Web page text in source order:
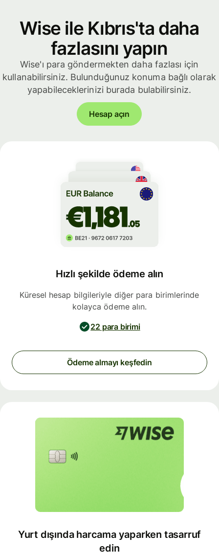
Wise ile Kıbrıs'ta daha
fazlasını yapın
Wise'ı para göndermekten daha fazlası için
kullanabilirsiniz. Bulunduğunuz konuma bağlı olarak
yapabileceklerinizi burada bulabilirsiniz.
Hesap açın
Hızlı şekilde ödeme alın
Küresel hesap bilgileriyle diğer para birimlerinde
kolayca ödeme alın.
22 para birimi
Ödeme almayı keşfedin
Yurt dışında harcama yaparken tasarruf
edin